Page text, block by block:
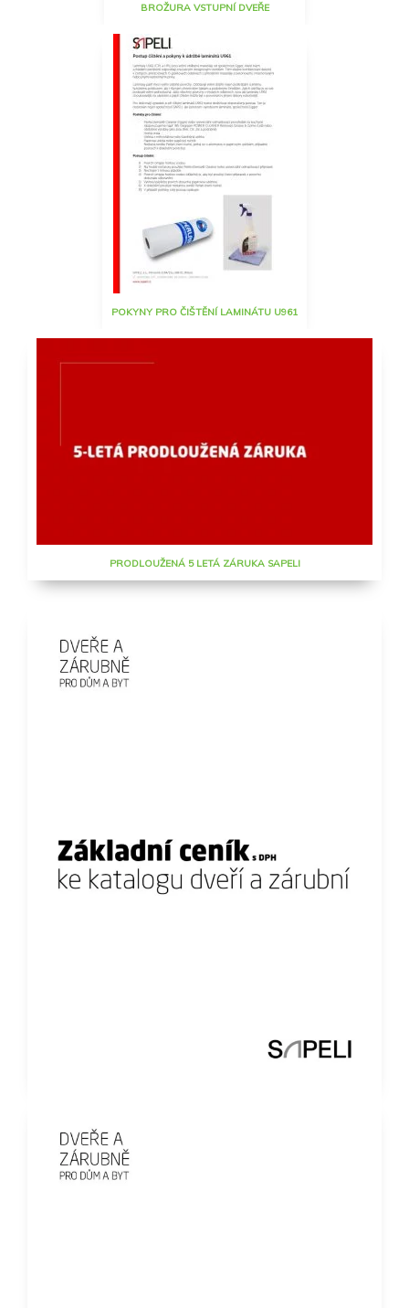
BROŽURA VSTUPNÍ DVEŘE
POKYNY PRO ČIŠTĚNÍ LAMINÁTU U961
PRODLOUŽENÁ 5 LETÁ ZÁRUKA SAPELI